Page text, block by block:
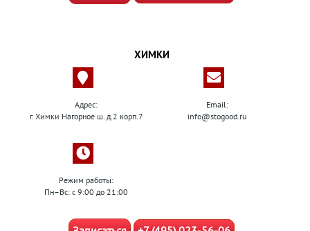
ХИМКИ
Адрес:
г. Химки Нагорное ш. д.2 корп.7
Email:
info@stogood.ru
Режим работы:
Пн–Вс: с 9:00 до 21:00